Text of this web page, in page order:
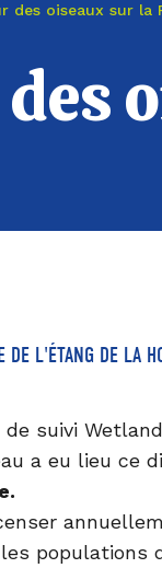
des oiseaux sur la
DE L'ÉTANG DE LA
suivi
a eu lieu ce
populations